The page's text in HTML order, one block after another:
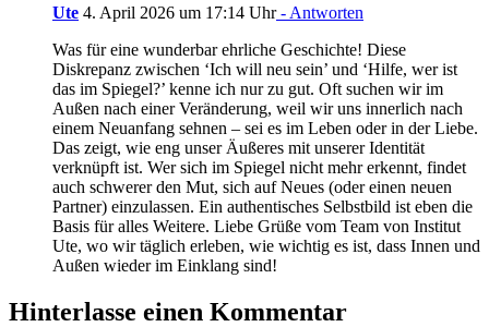
Ute 4. April 2026 um 17:14 Uhr- Antworten
Was für eine wunderbar ehrliche Geschichte! Diese
Diskrepanz zwischen ‘Ich will neu sein’ und ‘Hilfe, wer ist
das im Spiegel?’ kenne ich nur zu gut. Oft suchen wir im
Außen nach einer Veränderung, weil wir uns innerlich nach
einem Neuanfang sehnen – sei es im Leben oder in der Liebe.
Das zeigt, wie eng unser Äußeres mit unserer Identität
verknüpft ist. Wer sich im Spiegel nicht mehr erkennt, findet
auch schwerer den Mut, sich auf Neues (oder einen neuen
Partner) einzulassen. Ein authentisches Selbstbild ist eben die
Basis für alles Weitere. Liebe Grüße vom Team von Institut
Ute, wo wir täglich erleben, wie wichtig es ist, dass Innen und
Außen wieder im Einklang sind!
Hinterlasse einen Kommentar